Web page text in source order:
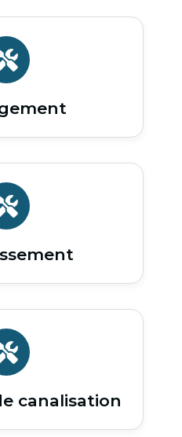
canalisation